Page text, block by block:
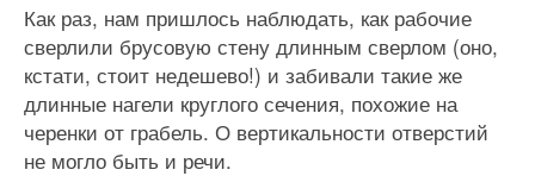
Как раз, нам пришлось наблюдать, как рабочие
сверлили брусовую стену длинным сверлом (оно,
кстати, стоит недешево!) и забивали такие же
длинные нагели круглого сечения, похожие на
черенки от грабель. О вертикальности отверстий
не могло быть и речи.